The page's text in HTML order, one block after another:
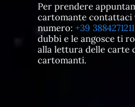
Per prendere
cartomante contattaci
numero: +39 3884271211
dubbi e le angosce ti
alla lettura delle carte
cartomanti.